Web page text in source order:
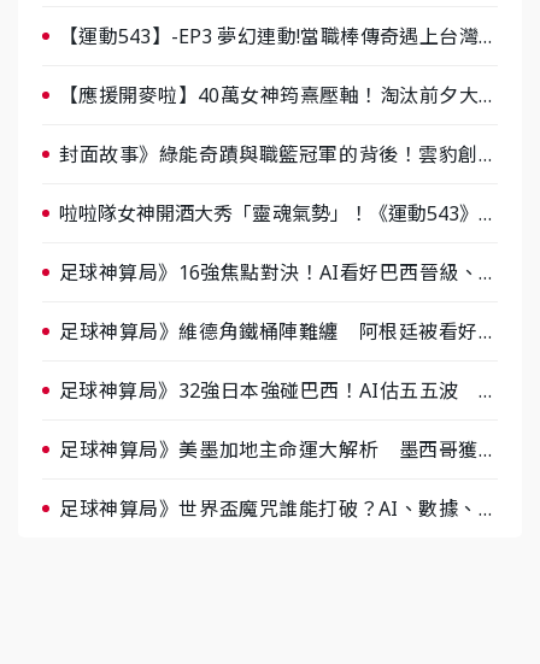
【運動543】-EP3 夢幻連動!當職棒傳奇遇上台灣女
【應援開麥啦】40萬女神筠熹壓軸！淘汰前夕大混
封面故事》綠能奇蹟與職籃冠軍的背後！雲豹創辦
啦啦隊女神開酒大秀「靈魂氣勢」！《運動543》微
足球神算局》16強焦點對決！AI看好巴西晉級、數
足球神算局》維德角鐵桶陣難纏 阿根廷被看好下
足球神算局》32強日本強碰巴西！AI估五五波 牛
足球神算局》美墨加地主命運大解析 墨西哥獲數
足球神算局》世界盃魔咒誰能打破？AI、數據、塔